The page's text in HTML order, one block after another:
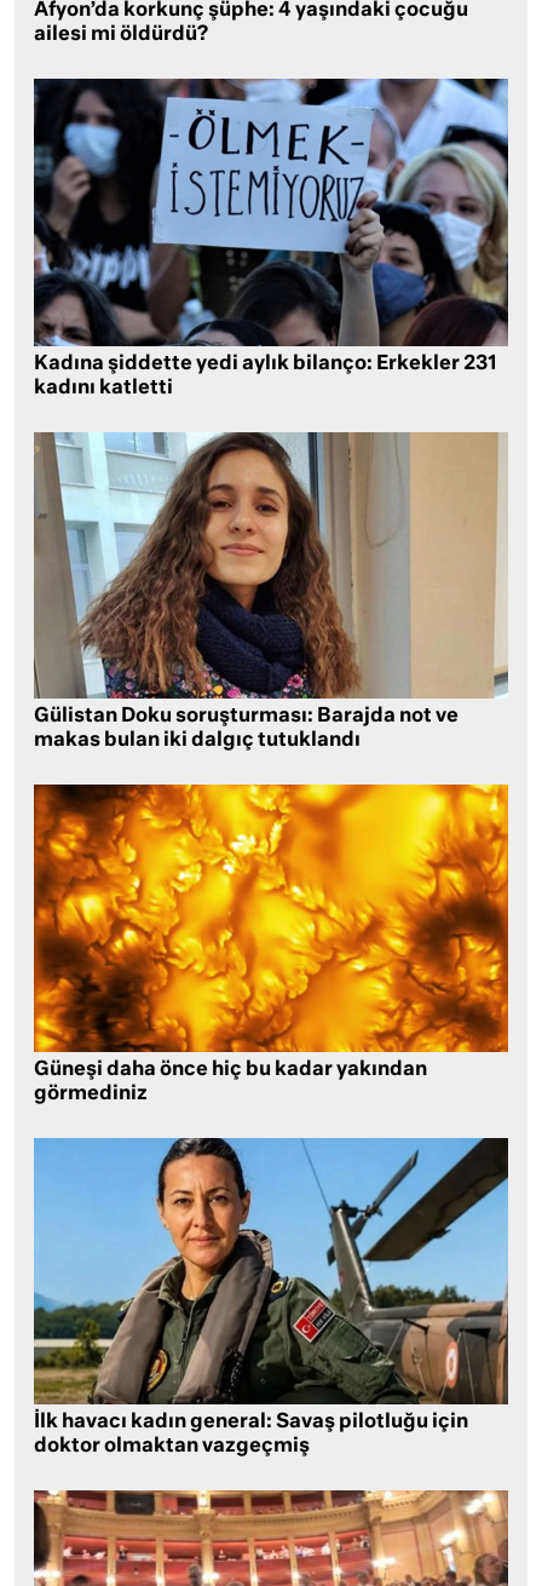
Afyon’da korkunç şüphe: 4 yaşındaki çocuğu
ailesi mi öldürdü?
Kadına şiddette yedi aylık bilanço: Erkekler 231
kadını katletti
Gülistan Doku soruşturması: Barajda not ve
makas bulan iki dalgıç tutuklandı
Güneşi daha önce hiç bu kadar yakından
görmediniz
İlk havacı kadın general: Savaş pilotluğu için
doktor olmaktan vazgeçmiş